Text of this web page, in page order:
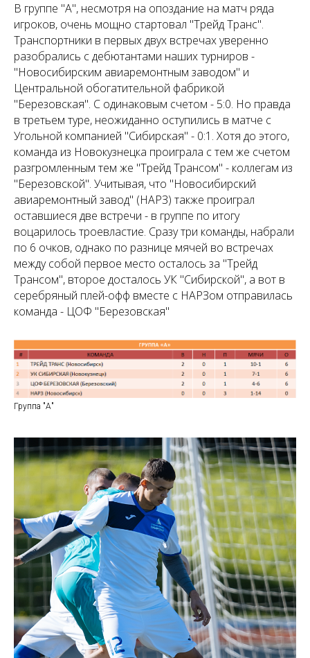
В группе "А", несмотря на опоздание на матч ряда
игроков, очень мощно стартовал "Трейд Транс".
Транспортники в первых двух встречах уверенно
разобрались с дебютантами наших турниров -
"Новосибирским авиаремонтным заводом" и
Центральной обогатительной фабрикой
"Березовская". С одинаковым счетом - 5:0. Но правда
в третьем туре, неожиданно оступились в матче с
Угольной компанией "Сибирская" - 0:1. Хотя до этого,
команда из Новокузнецка проиграла с тем же счетом
разгромленным тем же "Трейд Трансом" - коллегам из
"Березовской". Учитывая, что "Новосибирский
авиаремонтный завод" (НАРЗ) также проиграл
оставшиеся две встречи - в группе по итогу
воцарилось троевластие. Сразу три команды, набрали
по 6 очков, однако по разнице мячей во встречах
между собой первое место осталось за "Трейд
Трансом", второе досталось УК "Сибирской", а вот в
серебряный плей-офф вместе с НАРЗом отправилась
команда - ЦОФ "Березовская"
Группа "А"